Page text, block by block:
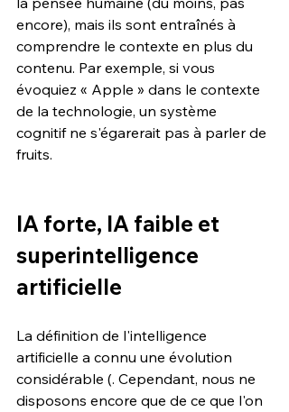
encore), mais ils sont entraînés à
comprendre le contexte en plus du
contenu. Par exemple, si vous
évoquiez « Apple » dans le contexte
de la technologie, un système
cognitif ne s'égarerait pas à parler de
fruits.
IA forte, IA faible et
superintelligence
artificielle
La définition de l'intelligence
artificielle a connu une évolution
considérable (. Cependant, nous ne
disposons encore que de ce que l'on